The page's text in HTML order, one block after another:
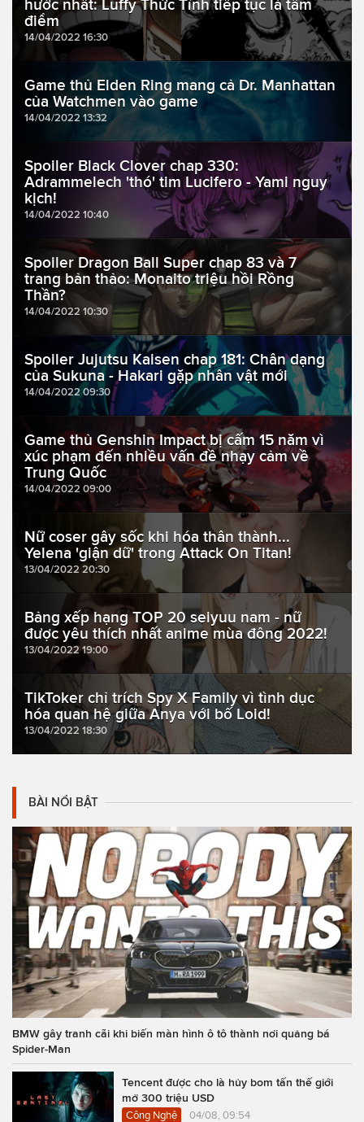
hước nhất: Luffy Thức Tỉnh tiếp tục là tâm
điểm
14/04/2022 16:30
Game thủ Elden Ring mang cả Dr. Manhattan
của Watchmen vào game
14/04/2022 13:32
Spoiler Black Clover chap 330:
Adrammelech 'thó' tim Lucifero - Yami nguy
kịch!
14/04/2022 10:40
Spoiler Dragon Ball Super chap 83 và 7
trang bản thảo: Monaito triệu hồi Rồng
Thần?
14/04/2022 10:30
Spoiler Jujutsu Kaisen chap 181: Chân dạng
của Sukuna - Hakari gặp nhân vật mới
14/04/2022 09:30
Game thủ Genshin Impact bị cấm 15 năm vì
xúc phạm đến nhiều vấn đề nhạy cảm về
Trung Quốc
14/04/2022 09:00
Nữ coser gây sốc khi hóa thân thành...
Yelena 'giận dữ' trong Attack On Titan!
13/04/2022 20:30
Bảng xếp hạng TOP 20 seiyuu nam - nữ
được yêu thích nhất anime mùa đông 2022!
13/04/2022 19:00
TikToker chỉ trích Spy X Family vì tình dục
hóa quan hệ giữa Anya với bố Loid!
13/04/2022 18:30
BÀI NỔI BẬT
BMW gây tranh cãi khi biến màn hình ô tô thành nơi quảng bá
Spider-Man
Tencent được cho là hủy bom tấn thế giới
mở 300 triệu USD
Công Nghệ 04/08, 09:54